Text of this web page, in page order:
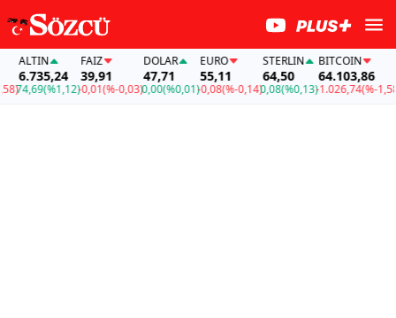
ALTIN
6.735,24
74,69(%1,12)
FAİZ
39,91
-0,01(%-0,03)
DOLAR
47,71
0,00(%0,01)
EURO
55,11
-0,08(%-0,14)
STERLIN
64,50
0,08(%0,13)
BITCOIN
64.103,86
-1.026,74(%-1,58)